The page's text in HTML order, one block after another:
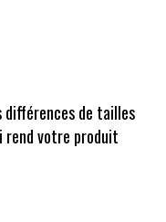
différences de tailles
rend votre produit